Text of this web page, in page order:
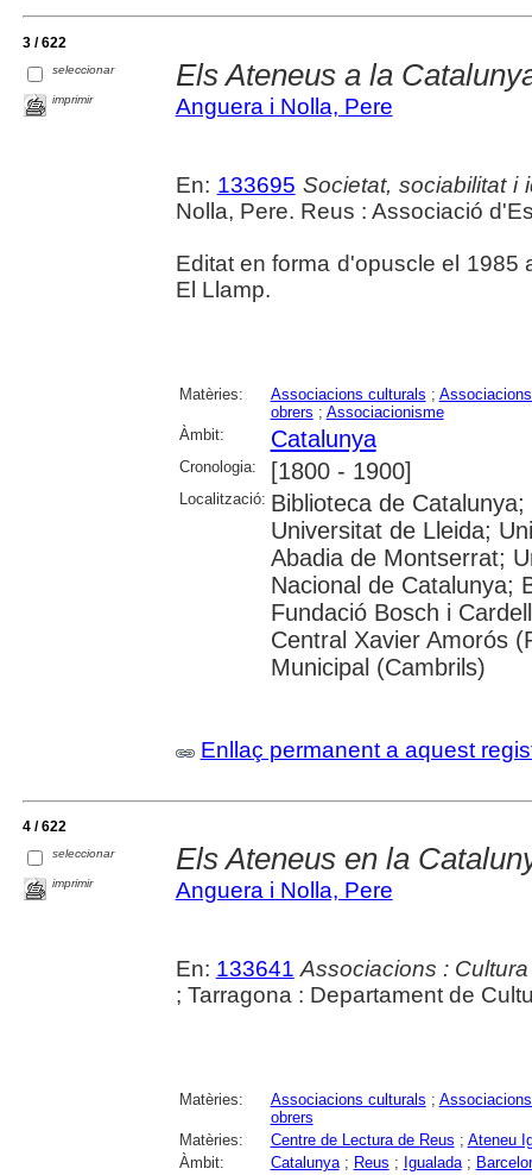
3 / 622
seleccionar
imprimir
Els Ateneus a la
Anguera i Nolla, Pere
En: 133695 Societat, sociabilitat i
Nolla, Pere. Reus : Associació
Editat en forma d'opuscle el 1985
El Llamp.
Matèries: Associacions culturals ;
obrers ; Associacionisme
Àmbit:
Catalunya
Cronologia: [1800 - 1900]
Localització: Biblioteca de
Universitat de Lleida;
Abadia de Montserrat;
Nacional de Catalunya;
Fundació Bosch i
Central Xavier Amorós
Municipal (Cambrils)
Enllaç permanent a aquest
4 / 622
seleccionar
imprimir
Els Ateneus en la
Anguera i Nolla, Pere
En: 133641 Associacions :
; Tarragona : Departament de
Matèries: Associacions culturals ;
obrers
Matèries:
Centre de Lectura de Reus ; Ateneu
Àmbit:
Catalunya; Reus ; Igualada;